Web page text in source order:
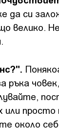
да си
велико.
ръка
около